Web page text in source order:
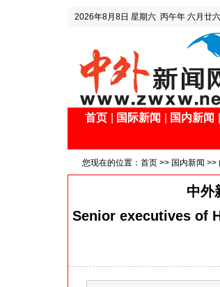
2026年8月8日 星期六 丙午年 六月廿六
首页 国际新闻 国内新闻
您现在的位置： 首页 >> 国内新闻 >>
中外
Senior executives of